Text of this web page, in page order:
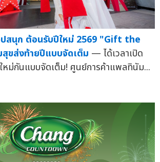
สนุก ต้อนรับปีใหม่ 2569 "Gift the
ขส่งท้ายปีแบบจัดเต็ม — ได้เวลาเปิด
หม่กันแบบจัดเต็ม! ศูนย์การค้าแพลทินัม...